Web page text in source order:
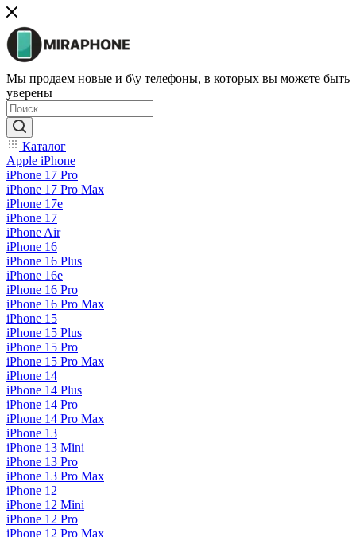
Мы продаем новые и б\у телефоны, в которых вы можете быть
уверены
Каталог
Apple iPhone
iPhone 17 Pro
iPhone 17 Pro Max
iPhone 17e
iPhone 17
iPhone Air
iPhone 16
iPhone 16 Plus
iPhone 16e
iPhone 16 Pro
iPhone 16 Pro Max
iPhone 15
iPhone 15 Plus
iPhone 15 Pro
iPhone 15 Pro Max
iPhone 14
iPhone 14 Plus
iPhone 14 Pro
iPhone 14 Pro Max
iPhone 13
iPhone 13 Mini
iPhone 13 Pro
iPhone 13 Pro Max
iPhone 12
iPhone 12 Mini
iPhone 12 Pro
iPhone 12 Pro Max